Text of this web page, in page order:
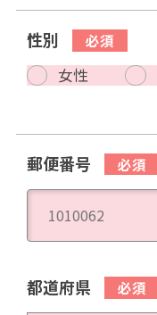
性別
女性
郵便番号
都道府県